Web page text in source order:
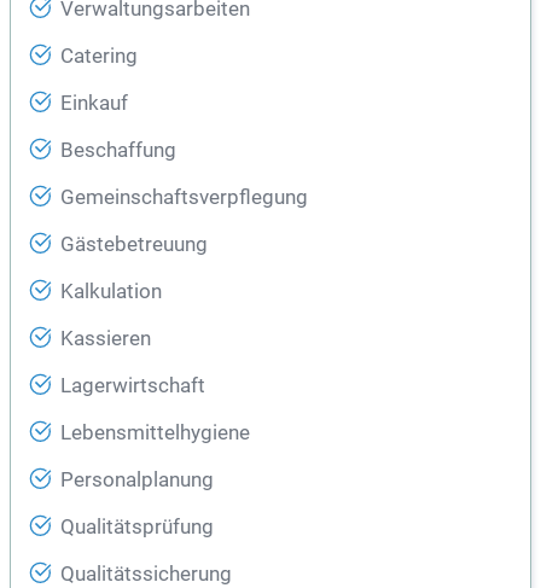
Verwaltungsarbeiten
Catering
Einkauf
Beschaffung
Gemeinschaftsverpflegung
Gästebetreuung
Kalkulation
Kassieren
Lagerwirtschaft
Lebensmittelhygiene
Personalplanung
Qualitätsprüfung
Qualitätssicherung